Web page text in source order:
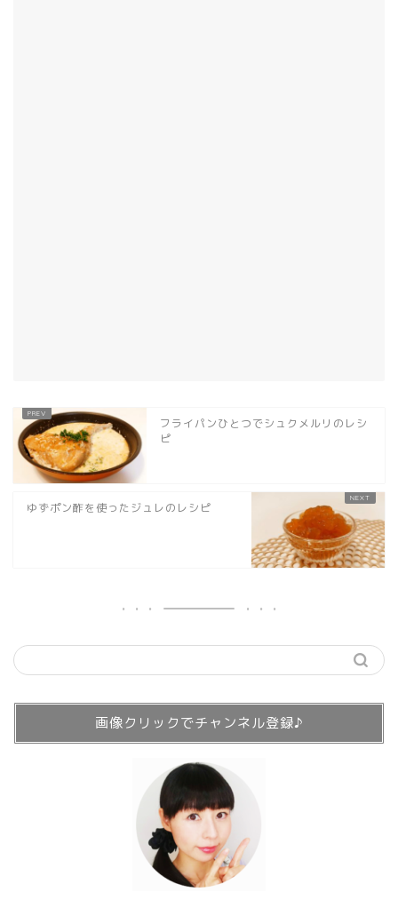
フライパンひとつでシュクメルリのレシ
ピ
ゆずポン酢を使ったジュレのレシピ
画像クリックでチャンネル登録♪